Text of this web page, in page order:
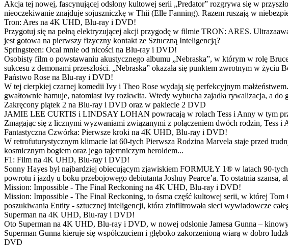
Akcja tej nowej, fascynującej odsłony kultowej serii „Predator” rozgrywa się w
nieoczekiwanie znajduje sojuszniczkę w Thii (Elle Fanning). Razem ruszają w
Tron: Ares na 4K UHD, Blu-ray i DVD!
Przygotuj się na pełną elektryzującej akcji przygodę w filmie TRON: ARES.
jest gotowa na pierwszy fizyczny kontakt ze Sztuczną Inteligencją?
Springsteen: Ocal mnie od nicości na Blu-ray i DVD!
Osobisty film o powstawaniu akustycznego albumu „Nebraska”, w którym w rolę
sukcesu z demonami przeszłości. „Nebraska” okazała się punktem zwrotnym w
Państwo Rose na Blu-ray i DVD!
W tej cierpkiej czarnej komedii Ivy i Theo Rose wydają się perfekcyjnym
gwałtownie hamuje, natomiast Ivy rozkwita. Wtedy wybucha zajadła rywalizacja, a do
Zakręcony piątek 2 na Blu-ray i DVD oraz w pakiecie 2 DVD
JAMIE LEE CURTIS i LINDSAY LOHAN powracają w rolach Tess i Anny w tym
Zmagając się z licznymi wyzwaniami związanymi z połączeniem dwóch rodzin, Tess
Fantastyczna Czwórka: Pierwsze kroki na 4K UHD, Blu-ray i DVD!
W retrofuturystycznym klimacie lat 60-tych Pierwsza Rodzina Marvela staje przed
kosmicznym bogiem oraz jego tajemniczym heroldem...
F1: Film na 4K UHD, Blu-ray i DVD!
Sonny Hayes był najbardziej obiecującym zjawiskiem FORMUŁY 1® w latach 90-
powrotu i jazdy u boku przebojowego debiutanta Joshuy Pearce’a. To ostatnia szansa,
Mission: Impossible - The Final Reckoning na 4K UHD, Blu-ray i DVD!
Mission: Impossible - The Final Reckoning, to ósma część kultowej serii, w której
poszukiwania Entity - sztucznej inteligencji, która zinfiltrowała sieci wywiadowcze
Superman na 4K UHD, Blu-ray i DVD!
Oto Superman na 4K UHD, Blu-ray i DVD, w nowej odsłonie Jamesa Gunna –
Superman Gunna kieruje się współczuciem i głęboko zakorzenioną wiarą w dobro
DVD